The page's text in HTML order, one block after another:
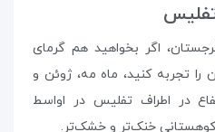
اگر بخواهید هم گرمای
تجربه کنید، ماه مه، ژوئن و
در اطراف تفلیس در اواسط
خنک‌تر و خشک‌تر.